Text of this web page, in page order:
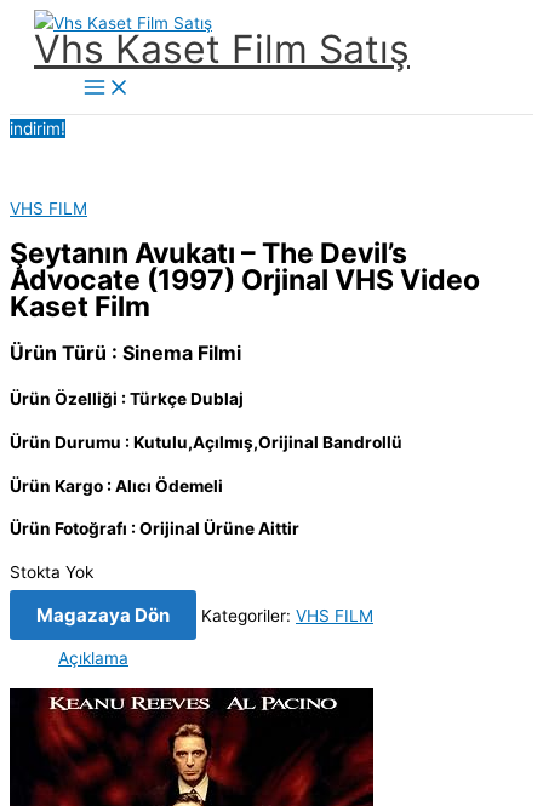
İçeriğe
Vhs Kaset Film Satış
Main
Menu
indirim!
VHS FILM
Şeytanın Avukatı – The Devil’s
Advocate (1997) Orjinal VHS Video
Kaset Film
Ürün Türü : Sinema Filmi
Ürün Özelliği : Türkçe Dublaj
Ürün Durumu : Kutulu,Açılmış,Orijinal Bandrollü
Ürün Kargo : Alıcı Ödemeli
Ürün Fotoğrafı : Orijinal Ürüne Aittir
Stokta Yok
Magazaya Dön Kategoriler: VHS FILM
Açıklama